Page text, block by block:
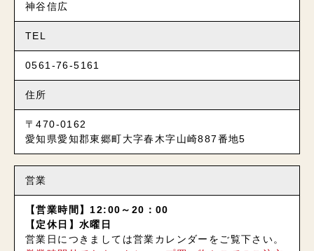
神谷信広
TEL
0561-76-5161
住所
〒470-0162
愛知県愛知郡東郷町大字春木字山崎887番地5
営業
【営業時間】12:00～20：00
【定休日】水曜日
営業日につきましては営業カレンダーをご覧下さい。